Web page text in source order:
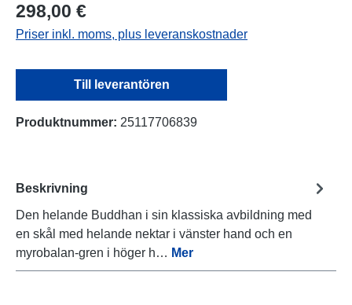
298,00 €
Priser inkl. moms, plus leveranskostnader
Till leverantören
Produktnummer: 25117706839
Beskrivning
Den helande Buddhan i sin klassiska avbildning med
en skål med helande nektar i vänster hand och en
myrobalan-gren i höger h… Mer